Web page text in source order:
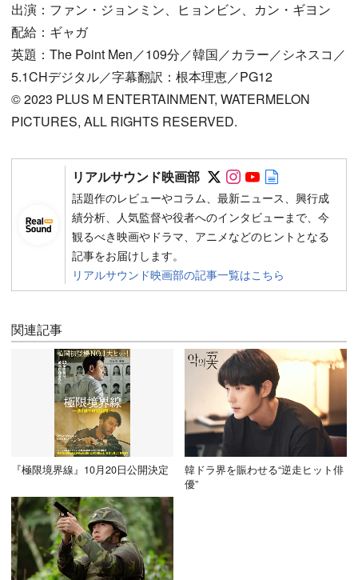
出演：ファン・ジョンミン、ヒョンビン、カン・ギヨン
配給：ギャガ
英題：The Point Men／109分／韓国／カラー／シネスコ／
5.1CHデジタル／字幕翻訳：根本理恵／PG12
©︎ 2023 PLUS M ENTERTAINMENT, WATERMELON
PICTURES, ALL RIGHTS RESERVED.
リアルサウンド映画部 Follow on SNS
Follow on SNS
Follow on
話題作のレビューやコラム、最新ニュース、興行成
績分析、人気監督や役者へのインタビューまで、今
観るべき映画やドラマ、アニメなどのヒントとなる
記事をお届けします。
リアルサウンド映画部の記事一覧はこちら
関連記事
『極限境界線』10月20日公開決定
韓ドラ界を賑わせる“逆走ヒット俳
優”